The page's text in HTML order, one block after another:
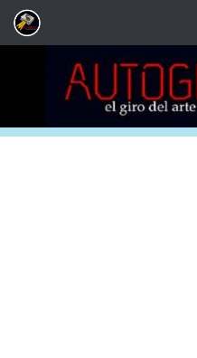
Saltar al contenido